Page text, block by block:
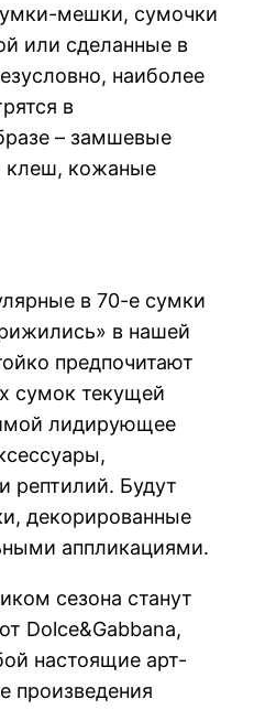
мешки, сумочки
или сделанные в
наиболее
в
– замшевые
клеш, кожаные
в 70-е сумки
в нашей
предпочитают
сумок текущей
лидирующее
рептилий. Будут
декорированные
аппликациями.
сезона станут
Dolce&Gabbana,
настоящие арт-
произведения